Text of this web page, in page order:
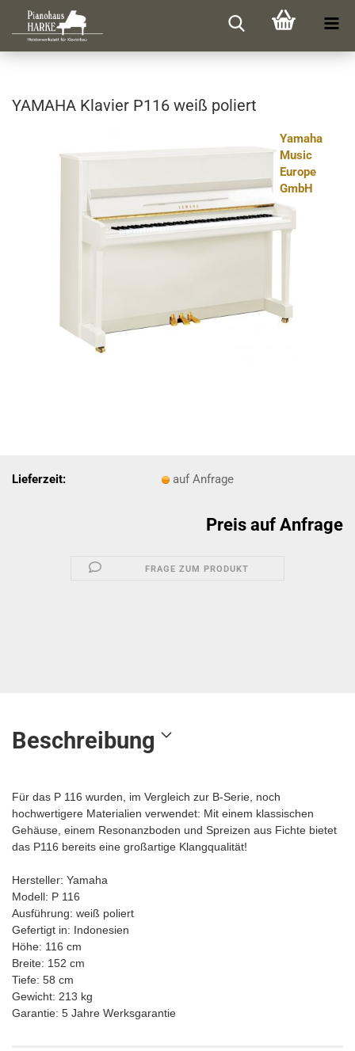
YA­MA­HA Kla­vier P116 weiß po­liert
Yamaha
Music
Europe
GmbH
Lieferzeit: auf Anfrage
Preis auf Anfrage
FRAGE ZUM PRODUKT
Beschreibung
Für das P 116 wurden, im Vergleich zur B-Serie, noch
hochwertigere Materialien verwendet: Mit einem klassischen
Gehäuse, einem Resonanzboden und Spreizen aus Fichte bietet
das P116 bereits eine großartige Klangqualität!
Hersteller: Yamaha
Modell: P 116
Ausführung: weiß poliert
Gefertigt in: Indonesien
Höhe: 116 cm
Breite: 152 cm
Tiefe: 58 cm
Gewicht: 213 kg
Garantie: 5 Jahre Werksgarantie